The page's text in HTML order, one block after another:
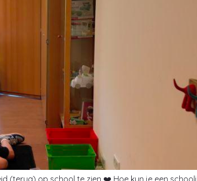
(terug) op school te zien ❤️ Hoe kun je een